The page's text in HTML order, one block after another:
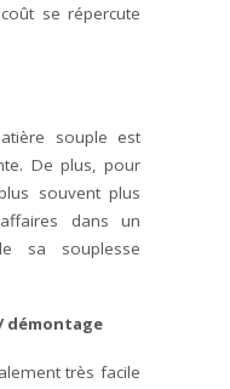
se répercute
souple est
De plus, pour
souvent plus
dans un
sa souplesse
démontage
très facile